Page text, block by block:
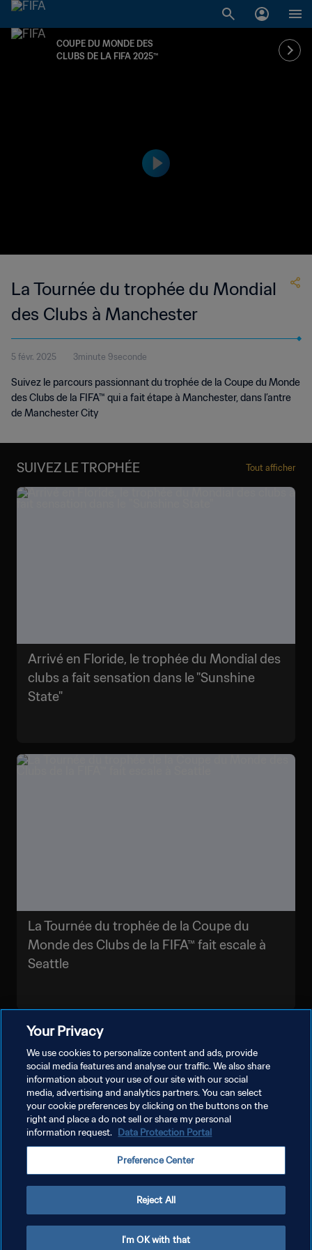
COUPE DU MONDE DES
CLUBS DE LA FIFA 2025™
La Tournée du trophée du Mondial
des Clubs à Manchester
5 févr. 2025 3minute 9seconde
Suivez le parcours passionnant du trophée de la Coupe du Monde
des Clubs de la FIFA™ qui a fait étape à Manchester, dans l’antre
de Manchester City
SUIVEZ LE TROPHÉE Tout afficher
Arrivé en Floride, le trophée du Mondial des
clubs a fait sensation dans le "Sunshine
State"
La Tournée du trophée de la Coupe du
Monde des Clubs de la FIFA™ fait escale à
Seattle
POLITIQUE DE CONFIDENTIALITÉ
CONDITIONS D'UTILISATION
GÉRER VOS PRÉFÉRENCES SUR LES COOKIES
Copyright © 1994 - 2026 FIFA. Tous droits réservés.
Your Privacy
We use cookies to personalize content and ads, provide
social media features and analyse our traffic. We also share
information about your use of our site with our social
media, advertising and analytics partners. You can select
your cookie preferences by clicking on the buttons on the
right and place a do not sell or share my personal
information request. Data Protection Portal
Preference Center
Reject All
I'm OK with that